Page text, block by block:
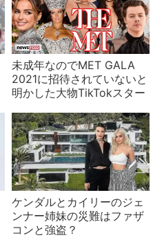
未成年なのでMET GALA
2021に招待されていないと
明かした大物TikTokスター
ケンダルとカイリーのジェ
ンナー姉妹の災難はファザ
コンと強盗？